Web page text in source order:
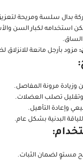
بدال سلسة ومريحة
استخدامه لكبار السن
مزود بأرجل مانعة للانزلاق
مرونة المفاصل.
وتقليل تصلب العضلات.
وإعادة التأهيل.
البدنية بشكل عام.
مستوٍ لضمان الثبات.